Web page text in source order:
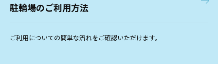
駐輪場のご利用方法
ご利用についての簡単な流れをご確認いただけます。